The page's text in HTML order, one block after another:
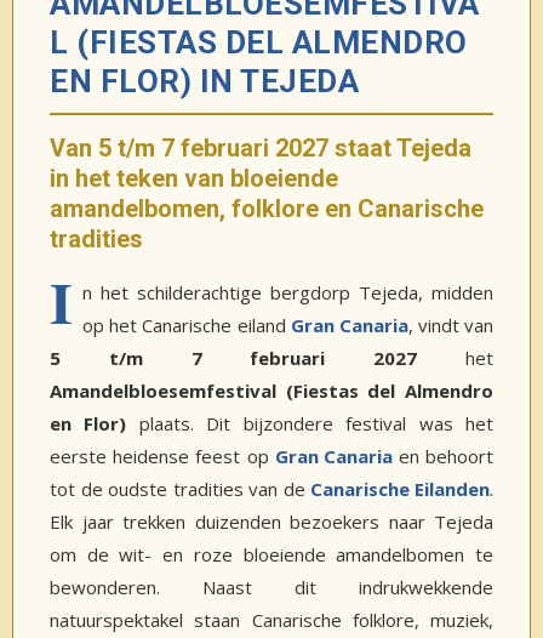
L (FIESTAS DEL ALMENDRO
EN FLOR) IN TEJEDA
Van 5 t/m 7 februari 2027 staat Tejeda
in het teken van bloeiende
amandelbomen, folklore en Canarische
tradities
I n het schilderachtige bergdorp Tejeda, midden
op het Canarische eiland Gran Canaria, vindt van
5 t/m 7 februari 2027 het
Amandelbloesemfestival (Fiestas del Almendro
en Flor) plaats. Dit bijzondere festival was het
eerste heidense feest op Gran Canariaen behoort
tot de oudste tradities van de Canarische Eilanden.
Elk jaar trekken duizenden bezoekers naar Tejeda
om de wit- en roze bloeiende amandelbomen te
bewonderen. Naast dit indrukwekkende
natuurspektakel staan Canarische folklore, muziek,